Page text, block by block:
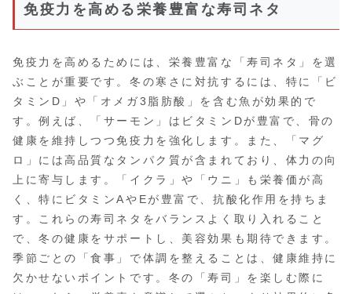
免疫力を高める栄養豊富な寿司ネタ
免疫力を高めるためには、栄養豊富な「寿司ネタ」を選
ぶことが重要です。冬の寒さに対抗するには、特に「ビ
タミンD」や「オメガ3脂肪酸」を含む魚が効果的で
す。例えば、「サーモン」はビタミンDが豊富で、骨の
健康を維持しつつ免疫力を強化します。また、「マグ
ロ」には高品質なタンパク質が含まれており、体力の向
上に寄与します。「イクラ」や「ウニ」も栄養価が高
く、特にビタミンAやEが豊富で、抗酸化作用を持ちま
す。これらの寿司ネタをバランスよく取り入れること
で、冬の健康をサポートし、美容効果も期待できます。
季節ごとの「食事」で体調を整えることは、健康維持に
欠かせないポイントです。冬の「寿司」を楽しむ際に